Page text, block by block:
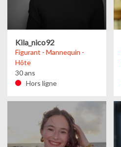
Kila_nico92
Figurant - Mannequin -
Hôte
30 ans
Hors ligne